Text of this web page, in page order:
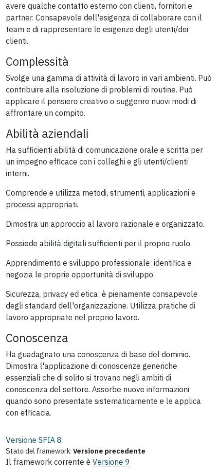
avere qualche contatto esterno con clienti, fornitori e
partner. Consapevole dell'esigenza di collaborare con il
team e di rappresentare le esigenze degli utenti/dei
clienti.
Complessità
Svolge una gamma di attività di lavoro in vari ambienti. Può
contribuire alla risoluzione di problemi di routine. Può
applicare il pensiero creativo o suggerire nuovi modi di
affrontare un compito.
Abilità aziendali
Ha sufficienti abilità di comunicazione orale e scritta per
un impegno efficace con i colleghi e gli utenti/clienti
interni.
Comprende e utilizza metodi, strumenti, applicazioni e
processi appropriati.
Dimostra un approccio al lavoro razionale e organizzato.
Possiede abilità digitali sufficienti per il proprio ruolo.
Apprendimento e sviluppo professionale: identifica e
negozia le proprie opportunità di sviluppo.
Sicurezza, privacy ed etica: è pienamente consapevole
degli standard dell'organizzazione. Utilizza pratiche di
lavoro appropriate nel proprio lavoro.
Conoscenza
Ha guadagnato una conoscenza di base del dominio.
Dimostra l'applicazione di conoscenze generiche
essenziali che di solito si trovano negli ambiti di
conoscenza del settore. Assorbe nuove informazioni
quando sono presentate sistematicamente e le applica
con efficacia.
Versione SFIA 8
Stato del framework: Versione precedente
Il framework corrente è Versione 9